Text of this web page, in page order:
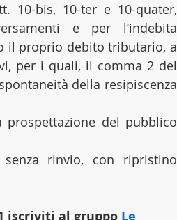
10-bis, 10-ter e 10-quater,
e per l’indebita
il proprio debito tributario, a
per i quali, il comma 2 del
della resipiscenza
prospettazione del pubblico
rinvio, con ripristino
iscriviti al gruppo Le